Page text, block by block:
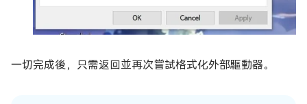
一切完成後，只需返回並再次嘗試格式化外部驅動器。